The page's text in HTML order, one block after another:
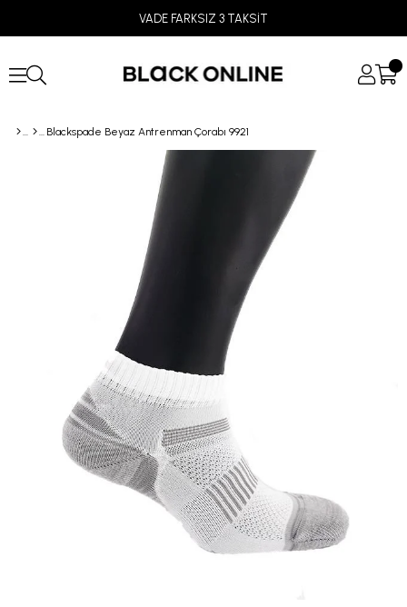
VADE FARKSIZ 3 TAKSİT
Blackspade Beyaz Antrenman Çorabı 9921